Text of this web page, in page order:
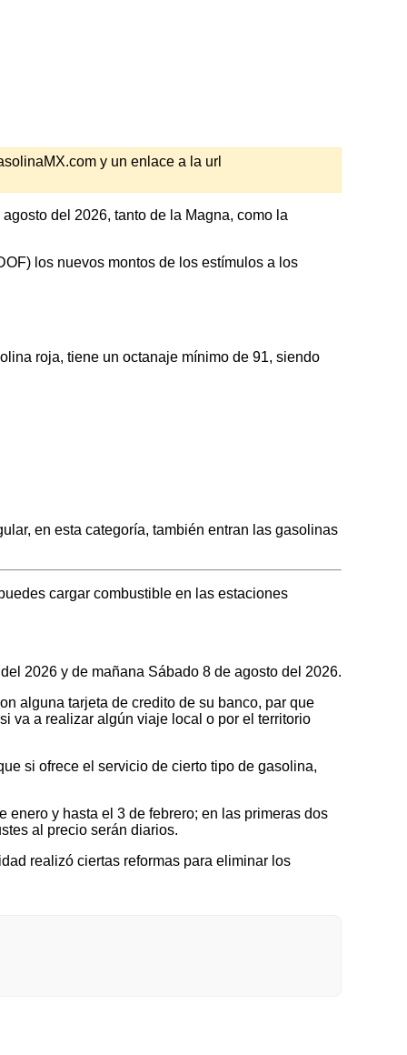
y un enlace a la url
del 2026, tanto de la Magna, como la
los nuevos montos de los estímulos a los
roja, tiene un octanaje mínimo de 91, siendo
en esta categoría, también entran las gasolinas
cargar combustible en las estaciones
2026 y de mañana Sábado 8 de agosto del 2026.
alguna tarjeta de credito de su banco, par que
va a realizar algún viaje local o por el territorio
si ofrece el servicio de cierto tipo de gasolina,
y hasta el 3 de febrero; en las primeras dos
al precio serán diarios.
realizó ciertas reformas para eliminar los